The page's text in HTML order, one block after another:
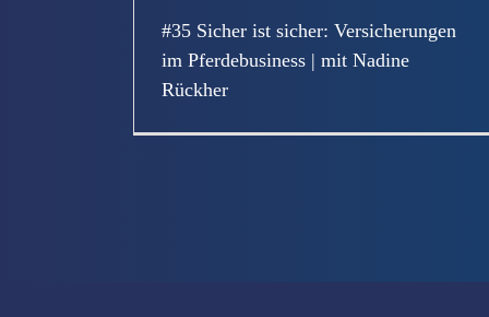
#35 Sicher ist sicher: Versicherungen
im Pferdebusiness | mit Nadine
Rückher